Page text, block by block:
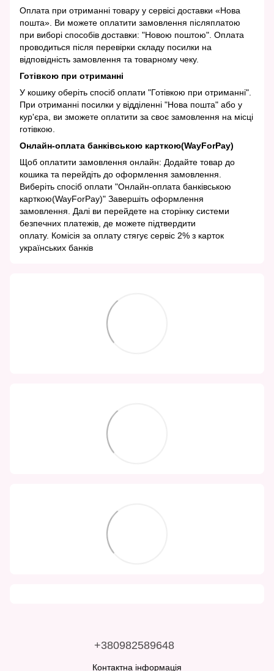
Оплата при отриманні товару у сервісі доставки «Нова
пошта». Ви можете оплатити замовлення післяплатою
при виборі способів доставки: "Новою поштою". Оплата
проводиться після перевірки складу посилки на
відповідність замовлення та товарному чеку.
Готівкою при отриманні
У кошику оберіть спосіб оплати "Готівкою при отриманні".
При отриманні посилки у відділенні "Нова пошта" або у
кур'єра, ви зможете оплатити за своє замовлення на місці
готівкою.
Онлайн-оплата банківською карткою(WayForPay)
Щоб оплатити замовлення онлайн: Додайте товар до
кошика та перейдіть до оформлення замовлення.
Виберіть спосіб оплати "Онлайн-оплата банківською
карткою(WayForPay)" Завершіть оформлення
замовлення. Далі ви перейдете на сторінку системи
безпечних платежів, де можете підтвердити
оплату. Комісія за оплату стягує сервіс 2% з карток
українських банків
+380982589648
Контактна інформація